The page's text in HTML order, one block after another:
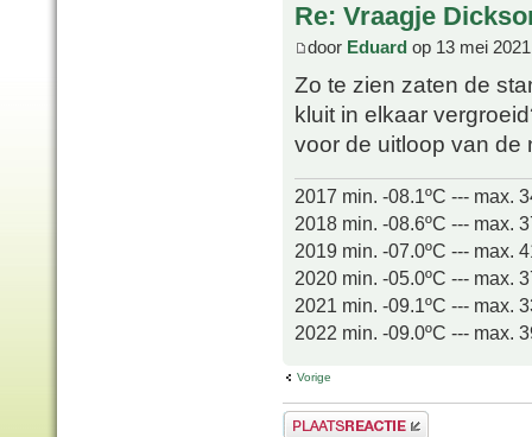
Re: Vraagje
door Eduard op 13 mei
Zo te zien zaten de
kluit in elkaar
voor de uitloop van
2017 min. -08.1ºC --- max.
2018 min. -08.6ºC --- max.
2019 min. -07.0ºC --- max.
2020 min. -05.0ºC --- max.
2021 min. -09.1ºC --- max.
2022 min. -09.0ºC --- max.
Vorige
Plaats een reactie